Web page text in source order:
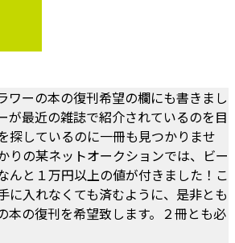
ワーの本の復刊希望の欄にも書きまし
が最近の雑誌で紹介されているのを目
探しているのに一冊も見つかりませ
りの某ネットオークションでは、ビー
んと１万円以上の値が付きました！こ
に入れなくても済むように、是非とも
本の復刊を希望致します。２冊とも必